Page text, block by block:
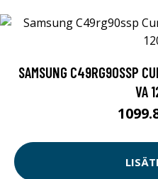
SAMSUNG C49RG90SSP
VA